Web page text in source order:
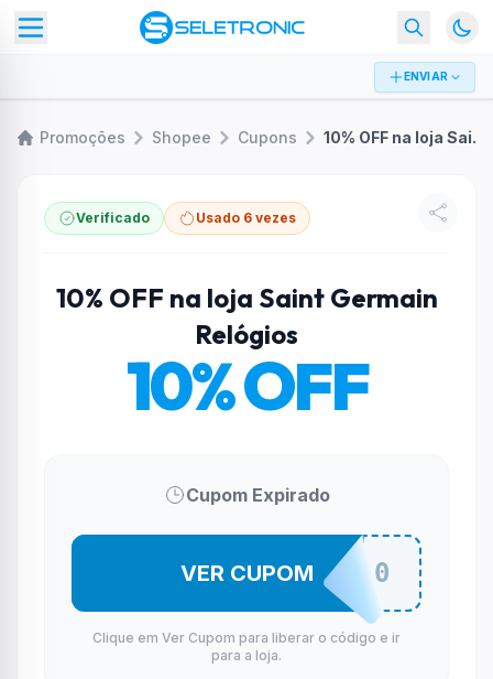
ENVIAR
Promoções Shopee Cupons 10% OFF na loja Saint Germain Relógios
Verificado Usado 6 vezes
10% OFF na loja Saint Germain
Relógios
10% OFF
Cupom Expirado
SAINT10
VER CUPOM
Clique em Ver Cupom para liberar o código e ir
para a loja.